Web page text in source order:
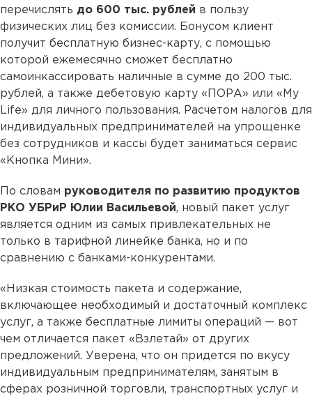
перечислять до 600 тыс. рублей в пользу
физических лиц без комиссии. Бонусом клиент
получит бесплатную бизнес-карту, с помощью
которой ежемесячно сможет бесплатно
самоинкассировать наличные в сумме до 200 тыс.
рублей, а также дебетовую карту «ПОРА» или «My
Life» для личного пользования. Расчетом налогов для
индивидуальных предпринимателей на упрощенке
без сотрудников и кассы будет заниматься сервис
«Кнопка Мини».
По словам руководителя по развитию продуктов
РКО УБРиР Юлии Васильевой, новый пакет услуг
является одним из самых привлекательных не
только в тарифной линейке банка, но и по
сравнению с банками-конкурентами.
«Низкая стоимость пакета и содержание,
включающее необходимый и достаточный комплекс
услуг, а также бесплатные лимиты операций — вот
чем отличается пакет «Взлетай» от других
предложений. Уверена, что он придется по вкусу
индивидуальным предпринимателям, занятым в
сферах розничной торговли, транспортных услуг и